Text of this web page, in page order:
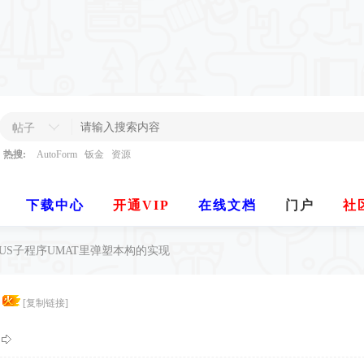
帖子
热搜: AutoForm 钣金 资源
下载中心 开通VIP 在线文档 门户 社
子程序UMAT里弹塑本构的实现
[复制链接]